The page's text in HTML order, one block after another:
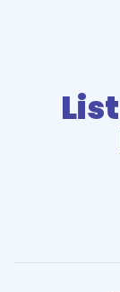
List